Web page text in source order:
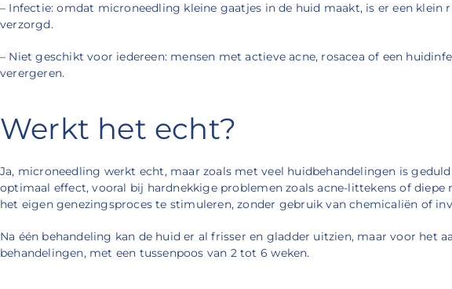
– Infectie: omdat microneedling kleine gaatjes in de huid maakt, is er een
verzorgd.
– Niet geschikt voor iedereen: mensen met actieve acne, rosacea of een
verergeren.
Werkt het echt?
Ja, microneedling werkt echt, maar zoals met veel huidbehandelingen is
optimaal effect, vooral bij hardnekkige problemen zoals acne-littekens of
het eigen genezingsproces te stimuleren, zonder gebruik van chemicaliën of
Na één behandeling kan de huid er al frisser en gladder uitzien, maar voor het
behandelingen, met een tussenpoos van 2 tot 6 weken.